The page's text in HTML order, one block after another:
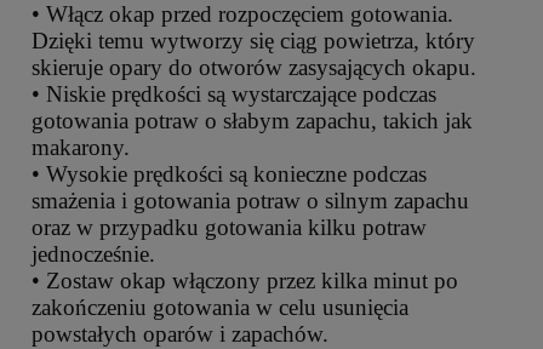
• Włącz okap przed rozpoczęciem gotowania.
Dzięki temu wytworzy się ciąg powietrza, który
skieruje opary do otworów zasysających okapu.
• Niskie prędkości są wystarczające podczas
gotowania potraw o słabym zapachu, takich jak
makarony.
• Wysokie prędkości są konieczne podczas
smażenia i gotowania potraw o silnym zapachu
oraz w przypadku gotowania kilku potraw
jednocześnie.
• Zostaw okap włączony przez kilka minut po
zakończeniu gotowania w celu usunięcia
powstałych oparów i zapachów.